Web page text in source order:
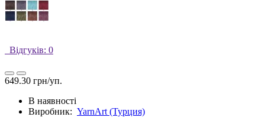
Відгуків: 0
649.30 грн/уп.
В наявності
Виробник: YarnArt (Турция)